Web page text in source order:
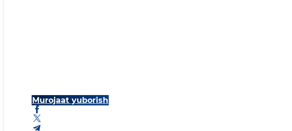
Murojaat yuborish